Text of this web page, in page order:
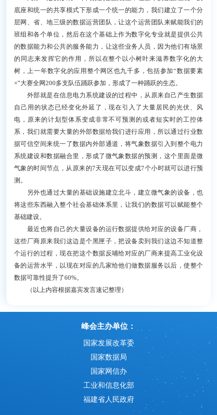
底座和统一的共享模式下形成一个统一的能力，我们建立了一个分
层网、省、地三级的数据运营团队，让这个运营团队来赋能我们的
班组和各个单位，然后在这个基础上作为数字化专业就是提供公共
的数据能力和公共的服务能力，让这些业务人员，因为他们有场景
的同志来发挥它的作用，所以在整个以小树叶来滋养数字化的大
树，上一年数字化的应用整个网区也九千多，包括参加“数据要素
×”大赛全网200多支队伍踊跃参加，形成了一种踊跃的生态。
外部就是在信息电力系统建设的过程中，从原来自己产生数据
自己用的状态已经变化外延了，现在引入了大量居民的光伏、风
电，原来的计划型体系变成非常不可预测的或者短实时的工控体
系，我们就需要大量的外部数据给我们进行应用，所以通过行业数
据可信空间来统一了数据内外部通道，将气象数据引入到整个电力
系统建设和数据融合里，形成了微气象数据的预测，这个里面是微
气象的时间节点，从原来的7天现在可以变成7个小时就可以进行预
测。
另外也通过大量的基础设施建立北斗，建立微气象的设备，也
将这些东西融入整个社会基础体系里，让我们的数据可以赋能整个
基础建设。
最近也将自己的大量设备的运行数据提供给对应的设备厂商，
这些厂商原来我们这边是个黑匣子，把设备卖到我们这边不知道整
个运行的过程，现在把这个数据反哺给对应的厂商来提高工业化设
备的运营水平，以现在对应的几家给他们做数据服务以后，使整个
数据可靠性提升了60%。
（以上内容根据嘉宾发言速记整理）
峰会主办单位：
国家发展改革委
国家数据局
国家网信办
工业和信息化部
福建省人民政府